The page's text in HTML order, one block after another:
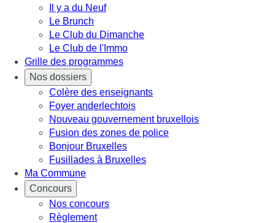
Il y a du Neuf
Le Brunch
Le Club du Dimanche
Le Club de l'Immo
Grille des programmes
Nos dossiers
Colère des enseignants
Foyer anderlechtois
Nouveau gouvernement bruxellois
Fusion des zones de police
Bonjour Bruxelles
Fusillades à Bruxelles
Ma Commune
Concours
Nos concours
Règlement